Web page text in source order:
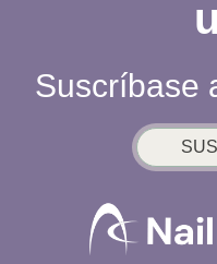
Suscríbase